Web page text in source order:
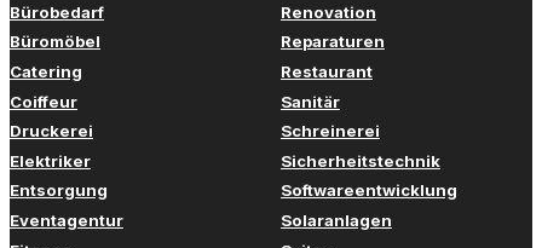
Bürobedarf
Büromöbel
Catering
Coiffeur
Druckerei
Elektriker
Entsorgung
Eventagentur
Renovation
Reparaturen
Restaurant
Sanitär
Schreinerei
Sicherheitstechnik
Softwareentwicklung
Solaranlagen